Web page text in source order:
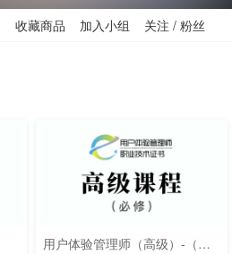
收藏商品 加入小组 关注 / 粉丝
用户体验管理师（高级）-（必修+选修）